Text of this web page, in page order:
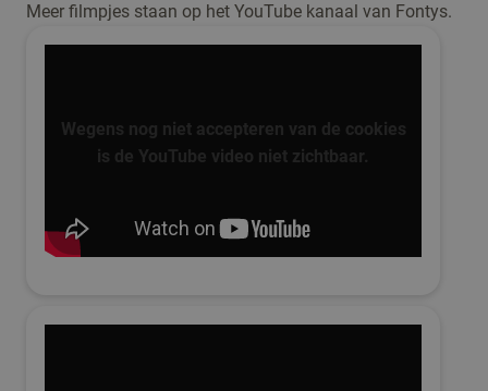
Meer filmpjes staan op het YouTube kanaal van Fontys.
Wegens nog niet accepteren van de cookies
is de YouTube video niet zichtbaar.